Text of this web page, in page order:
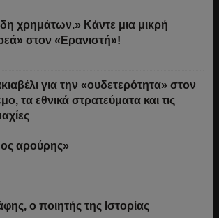
χρημάτων.» Κάντε μια μικρή
στον «Ερανιστή»!
για την «ουδετερότητα» στον
τα εθνικά στρατεύματα και τις
αρούρης»
ο ποιητής της Ιστορίας